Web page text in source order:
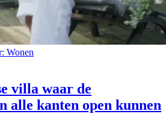
Wonen
villa waar de
alle kanten open kunnen